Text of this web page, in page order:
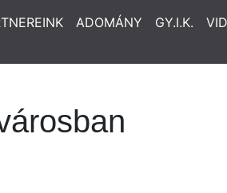
ADOMÁNY GY.I.K.